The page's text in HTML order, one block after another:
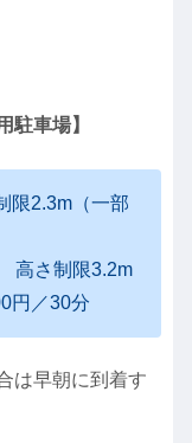
駐車場】
限2.3m（一部
高さ制限3.2m
円／30分
は早朝に到着す